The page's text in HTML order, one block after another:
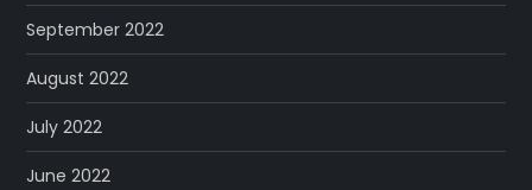
September 2022
August 2022
July 2022
June 2022